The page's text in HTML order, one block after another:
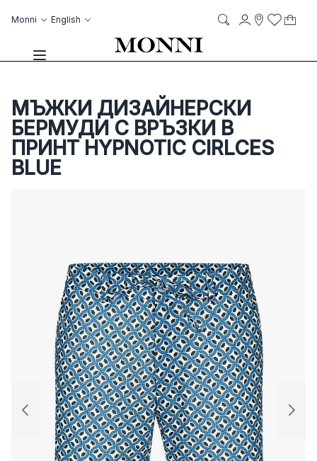
Monni Language
English
Toggle Nav
AccountWish List
My
МЪЖКИ ДИЗАЙНЕРСКИ
БЕРМУДИ С ВРЪЗКИ В
ПРИНТ HYPNOTIC CIRLCES
BLUE